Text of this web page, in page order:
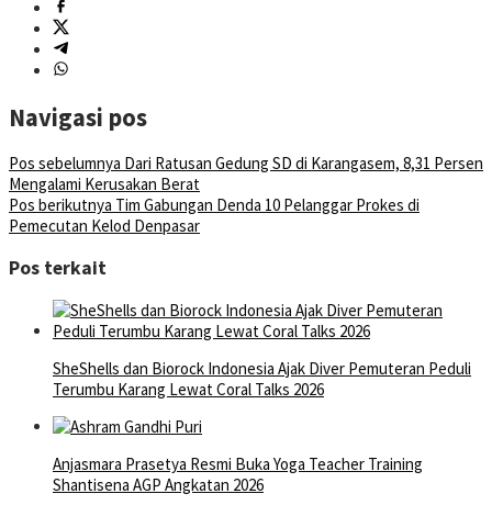
Navigasi pos
Pos sebelumnya Dari Ratusan Gedung SD di Karangasem, 8,31 Persen
Mengalami Kerusakan Berat
Pos berikutnya Tim Gabungan Denda 10 Pelanggar Prokes di
Pemecutan Kelod Denpasar
Pos terkait
SheShells dan Biorock Indonesia Ajak Diver Pemuteran Peduli
Terumbu Karang Lewat Coral Talks 2026
Anjasmara Prasetya Resmi Buka Yoga Teacher Training
Shantisena AGP Angkatan 2026